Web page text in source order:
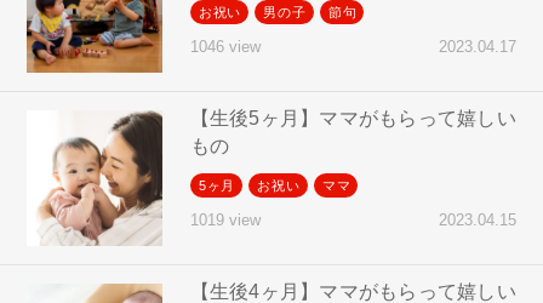
お祝い 男の子 節句
1046 view 2023.04.17
【生後5ヶ月】ママがもらって嬉しい
もの
5ヶ月 お祝い ママ
1019 view 2023.04.15
【生後4ヶ月】ママがもらって嬉しい